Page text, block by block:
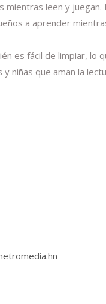
leen y juegan.
a aprender
es fácil de limpiar, lo
niñas que aman la